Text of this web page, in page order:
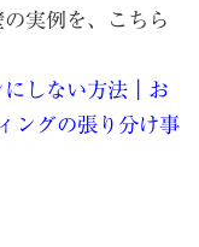
の実例を、こちら
しない方法｜お
ングの張り分け事